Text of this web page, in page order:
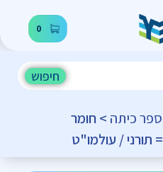
0
חיפוש
ספר כיתה > חומר
תורני / עולמו"ט